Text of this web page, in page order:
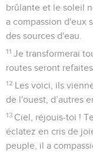
brûlante et le soleil
a compassion d'eux
des sources d'eau.
11 Je transformerai
routes seront refaites.
12 Les voici, ils
de l'ouest, d’autres
13 Ciel, réjouis-toi !
éclatez en cris de
peuple, il a